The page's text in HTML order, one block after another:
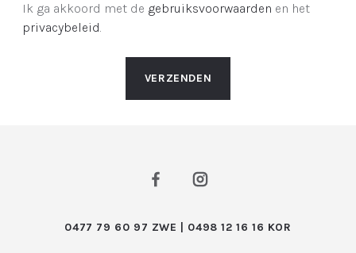
Ik ga akkoord met de gebruiksvoorwaarden en het
privacybeleid.
VERZENDEN
0477 79 60 97 ZWE | 0498 12 16 16 KOR